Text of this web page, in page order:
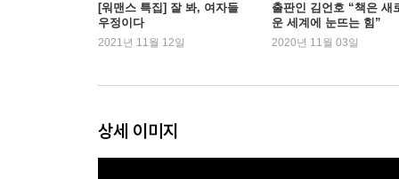
[워맨스 특집] 잘 봐, 여자들
우정이다
2021년 11월 12일
출판인 김언호 “책은 새
운 세계에 눈뜨는 힘”
2020년 11월 03일
상세 이미지